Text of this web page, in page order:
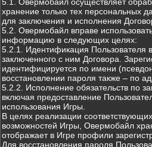
хранение только тех персональных
для заключения и исполнения
5.2. Овермобайл вправе
информацию в следующих целях:
5.2.1. Идентификация Пользователя
заключенного с ним Договора.
идентифицируется по имени
восстановлении пароля также – по
5.2.2. Исполнение обязательств по
включая предоставление
использования Игры.
В целях реализации
возможностей Игры, Овермобайл
отображает в Игре профили
Для восстановления пароля